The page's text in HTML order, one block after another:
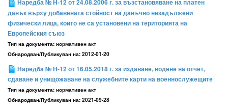
Наредба № Н-12 от 24.08.2006 г. за възстановяване на платен
данък върху добавената стойност на данъчно незадължени
физически лица, които не са установени на територията на
Европейския съюз
Тип на документа: нормативен акт
Обнародван/Публикуван на: 2012-01-20
Наредба № Н-12 от 16.05.2018 г. за издаване, водене на отчет,
сдаване и унищожаване на служебните карти на военнослужещите
Тип на документа: нормативен акт
Обнародван/Публикуван на: 2021-09-28